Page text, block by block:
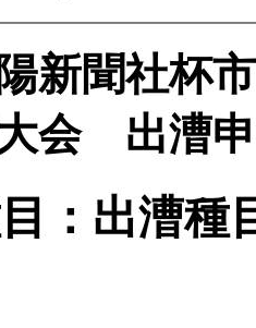
新聞社杯
会 出漕
：出漕種